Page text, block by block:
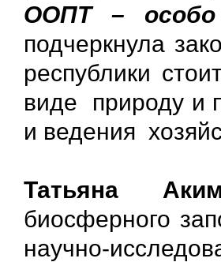
ООПТ – особо
подчеркнула
республики
виде природу и
и ведения
Татьяна
биосферного
научно-